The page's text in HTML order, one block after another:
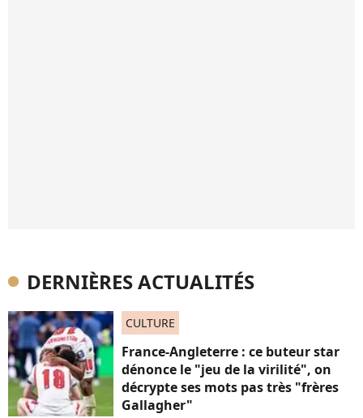
DERNIÈRES ACTUALITÉS
CULTURE
France-Angleterre : ce buteur star
dénonce le "jeu de la virilité", on
décrypte ses mots pas très "frères
Gallagher"